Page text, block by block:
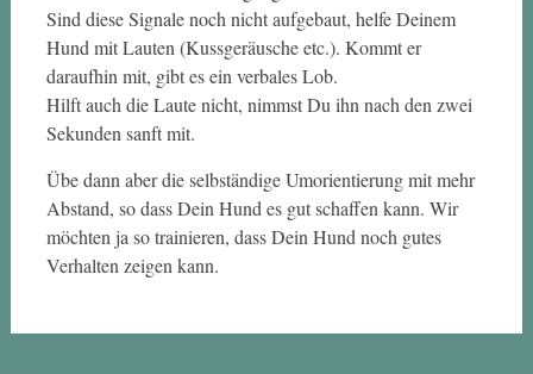
Sind diese Signale noch nicht aufgebaut, helfe Deinem
Hund mit Lauten (Kussgeräusche etc.). Kommt er
daraufhin mit, gibt es ein verbales Lob.
Hilft auch die Laute nicht, nimmst Du ihn nach den zwei
Sekunden sanft mit.
Übe dann aber die selbständige Umorientierung mit mehr
Abstand, so dass Dein Hund es gut schaffen kann. Wir
möchten ja so trainieren, dass Dein Hund noch gutes
Verhalten zeigen kann.